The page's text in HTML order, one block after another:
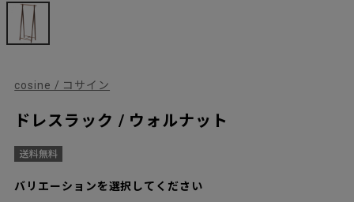
cosine / コサイン
ドレスラック / ウォルナット
バリエーションを選択してください